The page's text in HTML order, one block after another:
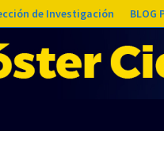
de Investigación BLOG